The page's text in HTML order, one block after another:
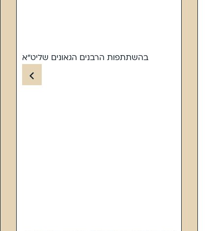
בהשתתפות הרבנים הגאונים שליט”א